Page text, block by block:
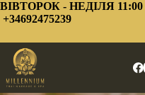
Перейти
до
ВІВТОРОК - НЕДІЛЯ
+34692475239